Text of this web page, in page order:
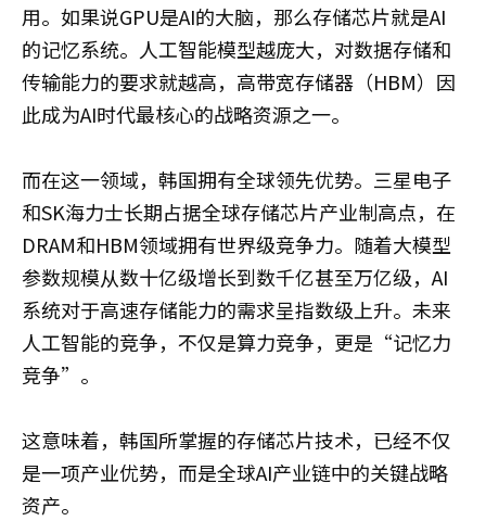
用。如果说GPU是AI的大脑，那么存储芯片就是AI
的记忆系统。人工智能模型越庞大，对数据存储和
传输能力的要求就越高，高带宽存储器（HBM）因
此成为AI时代最核心的战略资源之一。
而在这一领域，韩国拥有全球领先优势。三星电子
和SK海力士长期占据全球存储芯片产业制高点，在
DRAM和HBM领域拥有世界级竞争力。随着大模型
参数规模从数十亿级增长到数千亿甚至万亿级，AI
系统对于高速存储能力的需求呈指数级上升。未来
人工智能的竞争，不仅是算力竞争，更是“记忆力
竞争”。
这意味着，韩国所掌握的存储芯片技术，已经不仅
是一项产业优势，而是全球AI产业链中的关键战略
资产。